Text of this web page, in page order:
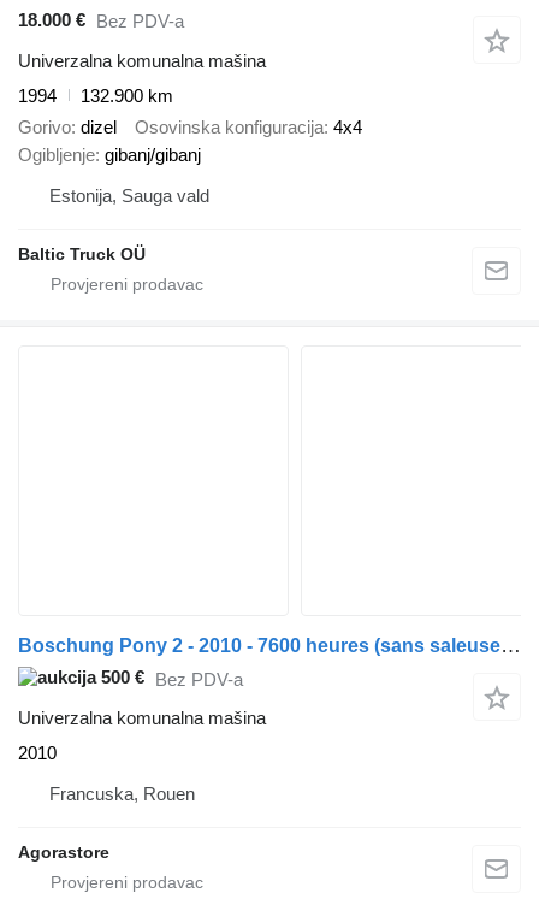
18.000 € Bez PDV-a
Univerzalna komunalna mašina
1994
132.900 km
Gorivo dizel Osovinska konfiguracija 4x4
Ogibljenje gibanj/gibanj
Estonija, Sauga vald
Baltic Truck OÜ
Boschung Pony 2 - 2010 - 7600 heures (sans saleuse-ni lame)
500 € Bez PDV-a
Univerzalna komunalna mašina
2010
Francuska, Rouen
Agorastore